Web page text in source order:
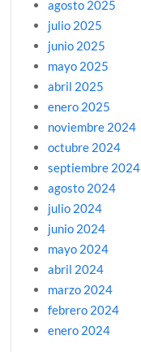
agosto 2025
julio 2025
junio 2025
mayo 2025
abril 2025
enero 2025
noviembre 2024
octubre 2024
septiembre 2024
agosto 2024
julio 2024
junio 2024
mayo 2024
abril 2024
marzo 2024
febrero 2024
enero 2024